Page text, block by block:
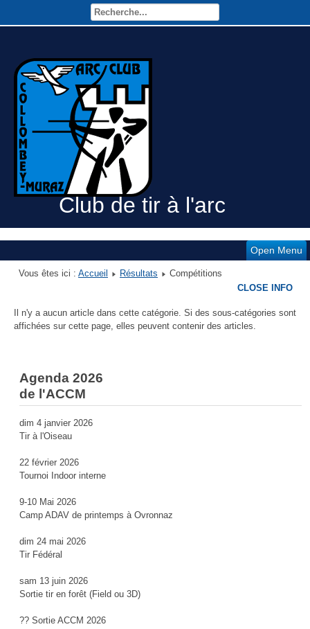
Club de tir à l'arc
Open Menu
Vous êtes ici : Accueil Résultats Compétitions
Il n'y a aucun article dans cette catégorie. Si des sous-catégories sont
affichées sur cette page, elles peuvent contenir des articles.
CLOSE INFO
Agenda 2026
de l'ACCM
dim 4 janvier 2026
Tir à l'Oiseau
22 février 2026
Tournoi Indoor interne
9-10 Mai 2026
Camp ADAV de printemps à Ovronnaz
dim 24 mai 2026
Tir Fédéral
sam 13 juin 2026
Sortie tir en forêt (Field ou 3D)
?? Sortie ACCM 2026